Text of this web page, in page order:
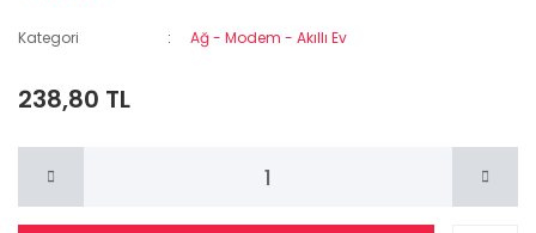
Kategori Ağ - Modem - Akıllı Ev
238,80 TL